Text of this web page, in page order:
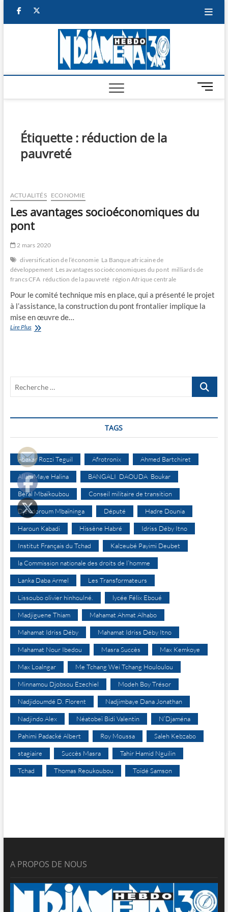
facebook
M
e
Étiquette : réduction de la
pauvreté
ACTUALITÉS ECONOMIE
Les avantages socioéconomiques du
pont
2 mars 2020
diversification de l’économie La Banque africaine de
développement Les avantages socioéconomiques du pont milliards de
francs CFA réduction de la pauvreté région Afrique centrale
Pour le comité technique mis en place, qui a présenté le projet
à l’assistance, la construction du pont frontalier implique la
mise en œuvre de…
Lire PlusLes
Recherche
TAGS
Abakar Rozzi Teguil Afrotronix Ahmed Bartchiret
Allah-Maye Halina BANGALI DAOUDA Boukar
Béral Mbaïkoubou Conseil militaire de transition
Djéndoroum Mbaïninga Député Hadre Dounia
Haroun Kabadi Hissène Habré Idriss Déby Itno
Institut Français du Tchad Kalzeubé Payimi Deubet
la Commission nationale des droits de l’homme
Lanka Daba Armel Les Transformateurs
Lissoubo olivier hinhoulné. lycée Félix Eboué
Madjiguene Thiam Mahamat Ahmat Alhabo
Mahamat Idriss Déby Mahamat Idriss Déby Itno
Mahamat Nour Ibedou Masra Succès Max Kemkoye
Max Loalngar Me Tchang Wei Tchang Houloulou
Minnamou Djobsou Ezechiel Modeh Boy Trésor
Nadjidoumdé D. Florent Nadjimbaye Dana Jonathan
Nadjindo Alex Néatobeï Bidi Valentin N’Djaména
Pahimi Padacké Albert Roy Moussa Saleh Kebzabo
stagiaire Succès Masra Tahir Hamid Nguilin
Tchad Thomas Reoukoubou Toïdé Samson
A PROPOS DE NOUS